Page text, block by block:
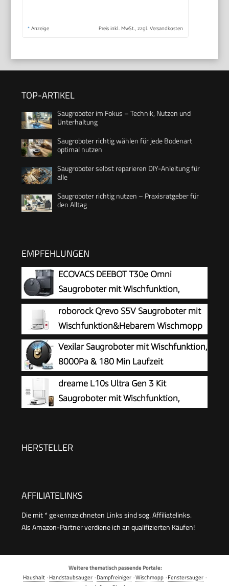
* Anzeige Preis inkl. MwSt., zzgl. Versandkosten
TOP-ARTIKEL
Saugroboter im Fokus – Technik, Nutzen und
Unterhaltung
Saugroboter richtig wählen für jede Bodenart
optimal nutzen
Saugroboter selbst reparieren DIY-Anleitung für
alle
Saugroboter richtig nutzen – Praxisratgeber für
den Alltag
EMPFEHLUNGEN
ECOVACS DEEBOT T30e Omni
Saugroboter mit Wischfunktion,
25.000 Pa Saugkraft
roborock Qrevo S5V Saugroboter mit
Wischfunktion&Hebarem Wischmopp
Vexilar Saugroboter mit Wischfunktion,
8000Pa & 180 Min Laufzeit
Staubsauger Roboter mit LiDAR
Lasernavigation & No-Go-Zonen,
App/Alexa/iWatch Steuerung, Ideal für Tierhaare
dreame L10s Ultra Gen 3 Kit
Saugroboter mit Wischfunktion,
HERSTELLER
AFFILIATELINKS
Die mit * gekennzeichneten Links sind sog. Affiliatelinks.
Als Amazon-Partner verdiene ich an qualifizierten Käufen!
Weitere thematisch passende Portale:
Haushalt·Handstaubsauger·Dampfreiniger·Wischmopp·Fenstersauger·